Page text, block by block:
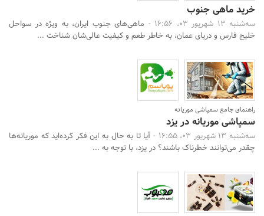
خرید ماهی جنوب
سه‌شنبه 13 شهریور 03، 16:56 -
ماهی‌های جنوب ایران، به ویژه در سواحل
خلیج فارس و دریای عمان، به خاطر طعم و کیفیت عالی‌شان شناخت ...
راهنمای جامع سمپاشی موریانه
سمپاشی موریانه در یزد
سه‌شنبه 13 شهریور 03، 16:55 -
آیا تا به حال به این فکر کرده‌اید که موریانه‌ها
چقدر می‌توانند خطرناک باشند؟ در یزد، با توجه به ...